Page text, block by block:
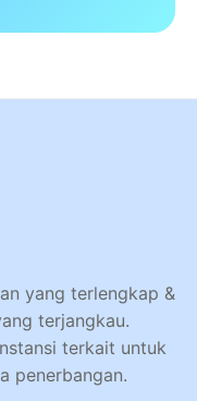
yang terlengkap &
terjangkau.
terkait untuk
penerbangan.